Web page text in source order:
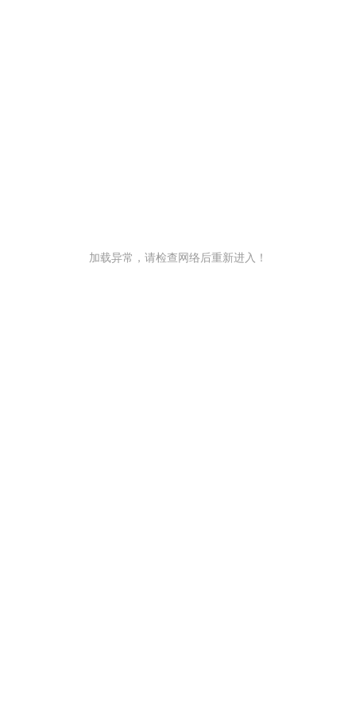
加载异常，请检查网络后重新进入！